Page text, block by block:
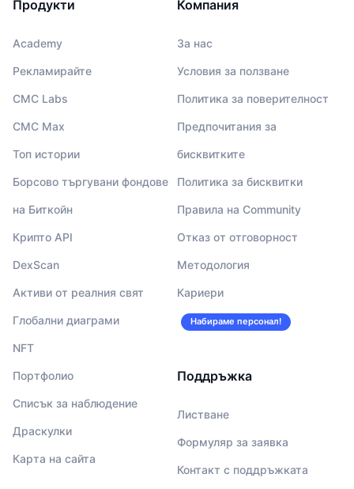
Продукти
Academy
Рекламирайте
CMC Labs
CMC Max
Топ истории
Борсово търгувани фондове
на Биткойн
Крипто API
DexScan
Активи от реалния свят
Глобални диаграми
NFT
Портфолио
Списък за наблюдение
Драскулки
Карта на сайта
Компания
За нас
Условия за ползване
Политика за поверителност
Предпочитания за
бисквитките
Политика за бисквитки
Правила на Community
Отказ от отговорност
Методология
Кариери
Набираме персонал!
Поддръжка
Листване
Формуляр за заявка
Контакт с поддръжката